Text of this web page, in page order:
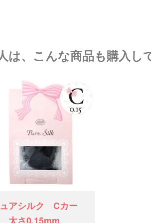
は、こんな商品も購入し
アシルク Cカー
太さ0.15mm